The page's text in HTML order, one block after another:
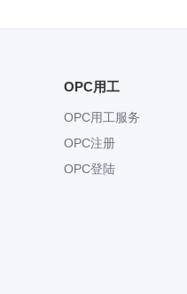
OPC用工
OPC用工服务
OPC注册
OPC登陆